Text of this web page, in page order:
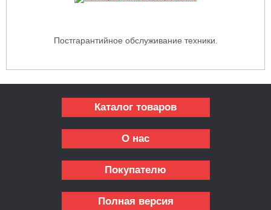
Постгарантийное обслуживание техники.
Каталог товаров
О нас
Покупателю
Полная версия